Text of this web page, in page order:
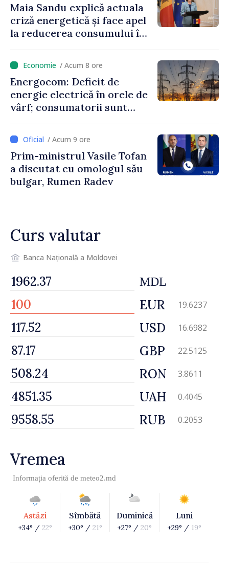
Maia Sandu explică actuala
criză energetică și face apel
la reducerea consumului în
putem menține prețurile la
un nivel mai mic”
/ Acum 8 ore
Energocom: Deficit de
energie electrică în orele de
vârf; consumatorii sunt
/ Acum 9 ore
Prim-ministrul Vasile Tofan
a discutat cu omologul său
bulgar, Rumen Radev
Curs valutar
Banca Națională a Moldovei
MDL
EUR 19.6237
USD 16.6982
GBP 22.5125
RON 3.8611
UAH 0.4045
RUB 0.2053
Vremea
Informația oferită de meteo2.md
Astăzi
+34° / 22°
Sîmbătă
+30° / 21°
Duminică
+27° / 20°
Luni
+29° / 19°